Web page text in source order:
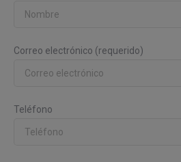
Correo electrónico (requerido)
Teléfono